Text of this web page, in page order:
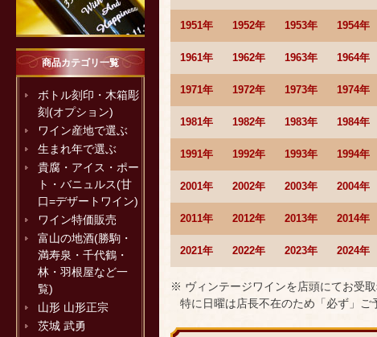
商品カテゴリ一覧
ボトル刻印・木箱彫
刻(オプション)
ワイン産地で選ぶ
生まれ年で選ぶ
貴腐・アイス・ポー
ト・バニュルス(甘
口=デザートワイン)
ワイン特価販売
富山の地酒(勝駒・
満寿泉・千代鶴・
林・羽根屋など一
覧)
山形 山形正宗
茨城 武勇
1951年 1952年 1953年 1954年
1961年 1962年 1963年 1964年
1971年 1972年 1973年 1974年
1981年 1982年 1983年 1984年
1991年 1992年 1993年 1994年
2001年 2002年 2003年 2004年
2011年 2012年 2013年 2014年
2021年 2022年 2023年 2024年
※ ヴィンテージワインを店頭にてお受
特に日曜は店長不在のため「必ず」ご